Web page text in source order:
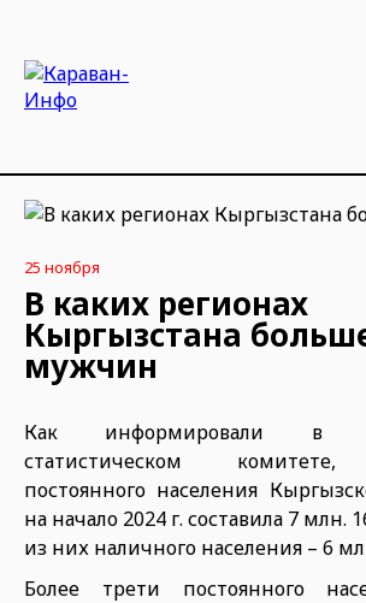
25 ноября
В каких регионах
Кыргызстана
мужчин
Как информировали в
статистическом комитете,
постоянного населения
на начало 2024 г. составила 7 млн.
из них наличного населения – 6
Более трети постоянного